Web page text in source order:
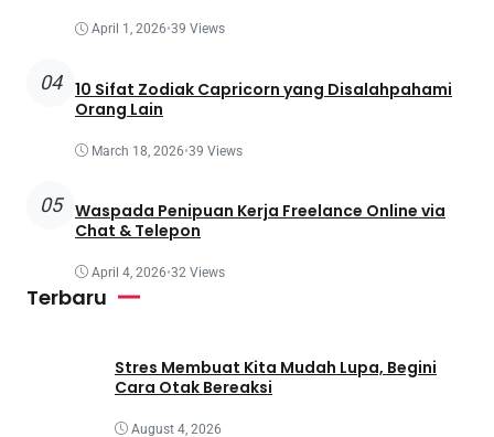
April 1, 2026•39 Views
04 10 Sifat Zodiak Capricorn yang Disalahpahami
Orang Lain
March 18, 2026•39 Views
05 Waspada Penipuan Kerja Freelance Online via
Chat & Telepon
April 4, 2026•32 Views
Terbaru
Stres Membuat Kita Mudah Lupa, Begini
Cara Otak Bereaksi
August 4, 2026